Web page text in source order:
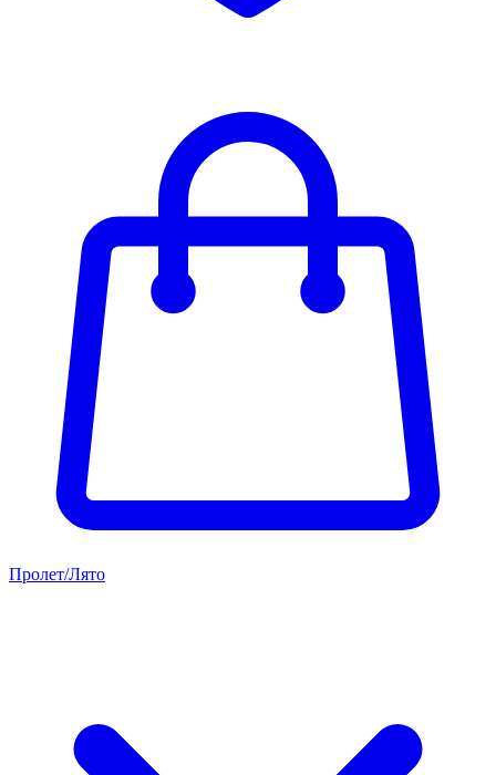
Пролет/Лято